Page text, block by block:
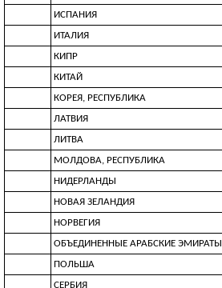
ИСПАНИЯ
ИТАЛИЯ
КИПР
КИТАЙ
КОРЕЯ, РЕСПУБЛИКА
ЛАТВИЯ
ЛИТВА
МОЛДОВА, РЕСПУБЛИКА
НИДЕРЛАНДЫ
НОВАЯ ЗЕЛАНДИЯ
НОРВЕГИЯ
ОБЪЕДИНЕННЫЕ АРАБСКИЕ ЭМИРАТЫ
ПОЛЬША
СЕРБИЯ